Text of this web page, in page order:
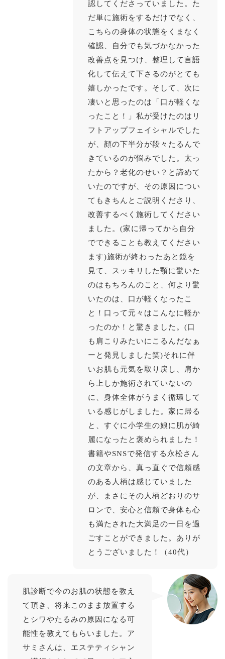
認してくださっていました。た
だ単に施術をするだけでなく、
こちらの身体の状態をくまなく
確認、自分でも気づかなかった
改善点を見つけ、整理して言語
化して伝えて下さるのがとても
嬉しかったです。そして、次に
凄いと思ったのは「口が軽くな
ったこと！」私が受けたのはリ
フトアップフェイシャルでした
が、顔の下半分が段々たるんで
きているのが悩みでした。太っ
たから？老化のせい？と諦めて
いたのですが、その原因につい
てもきちんとご説明くださり、
改善するべく施術してください
ました。(家に帰ってから自分
でできることも教えてください
ます)施術が終わったあと鏡を
見て、スッキリした顎に驚いた
のはもちろんのこと、何より驚
いたのは、口が軽くなったこ
と！口って元々はこんなに軽か
ったのか！と驚きました。(口
も肩こりみたいにこるんだなぁ
ーと発見しました笑)それに伴
いお肌も元気を取り戻し、肩か
ら上しか施術されていないの
に、身体全体がうまく循環して
いる感じがしました。家に帰る
と、すぐに小学生の娘に肌が綺
麗になったと褒められました！
書籍やSNSで発信する永松さん
の文章から、真っ直ぐで信頼感
のある人柄は感じていました
が、まさにその人柄どおりのサ
ロンで、安心と信頼で身体も心
も満たされた大満足の一日を過
ごすことができました。ありが
とうございました！（40代）
肌診断で今のお肌の状態を教え
て頂き、将来このまま放置する
とシワやたるみの原因になる可
能性を教えてもらいました。ア
サミさんは、エステティシャン